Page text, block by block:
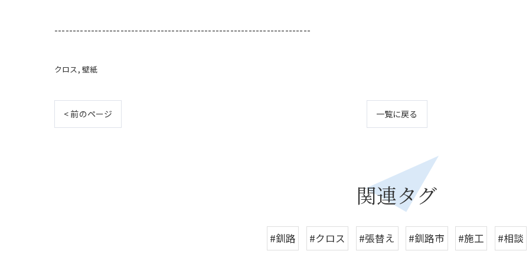
----------------------------------------------------------------------
クロス 壁紙
< 前のページ 一覧に戻る
関連タグ
#釧路 #クロス #張替え #釧路市 #施工 #相談